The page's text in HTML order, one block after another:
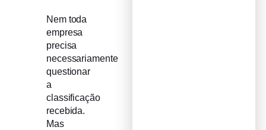
Nem toda
empresa
precisa
necessariamente
questionar
a
classificação
recebida.
Mas